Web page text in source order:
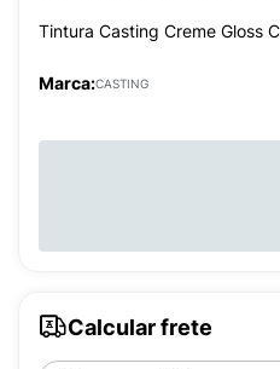
Tintura Casting Creme Gloss
Marca:CASTING
Calcular frete